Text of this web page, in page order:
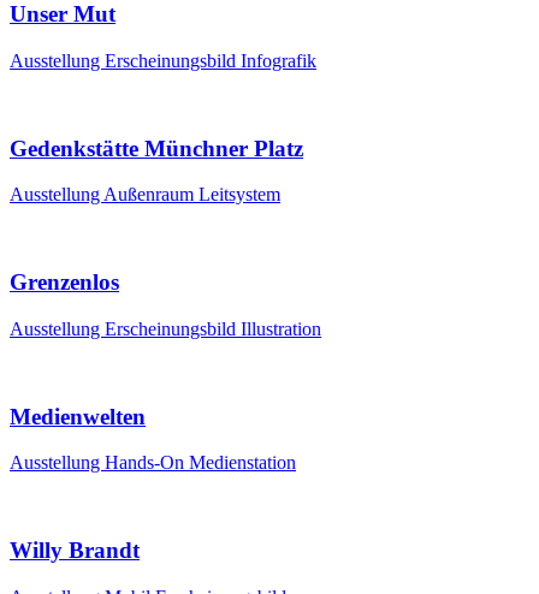
Unser Mut
Ausstellung Erscheinungsbild Infografik
Gedenkstätte Münchner Platz
AusstellungAußenraum Leitsystem
Grenzenlos
Ausstellung Erscheinungsbild Illustration
Medienwelten
Ausstellung Hands-On Medienstation
Willy Brandt